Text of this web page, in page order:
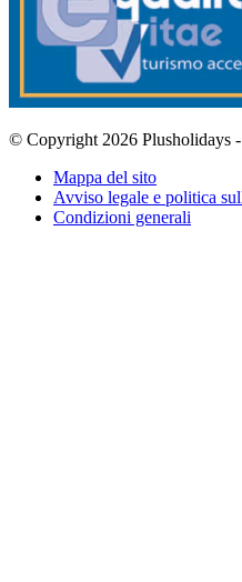
© Copyright 2026 Plusholidays
Mappa del sito
Avviso legale e politica
Condizioni generali